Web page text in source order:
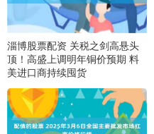
淄博股票配资 关税之剑高悬头
顶！高盛上调明年铜价预期 料
美进口商持续囤货